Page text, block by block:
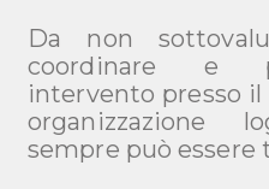
Da non
coordinare e
intervento presso
organizzazione
sempre può essere